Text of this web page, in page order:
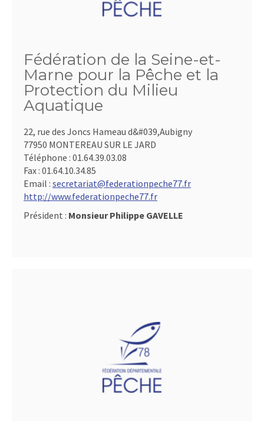
Fédération de la Seine-et-
Marne pour la Pêche et la
Protection du Milieu
Aquatique
22, rue des Joncs Hameau d&#039,Aubigny
77950 MONTEREAU SUR LE JARD
Téléphone : 01.64.39.03.08
Fax : 01.64.10.34.85
Email : secretariat@federationpeche77.fr
http://www.federationpeche77.fr
Président : Monsieur Philippe GAVELLE